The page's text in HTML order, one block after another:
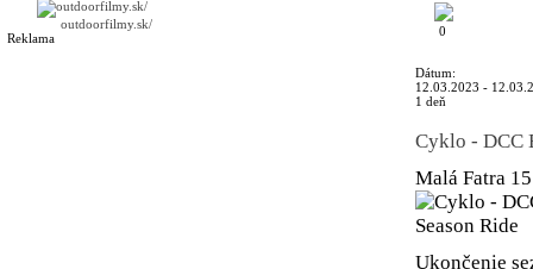
outdoorfilmy.sk/
Reklama
0
Dátum:
12.03.2023 -
1 deň
Cyklo - DCC
Malá Fatra
Ukončenie